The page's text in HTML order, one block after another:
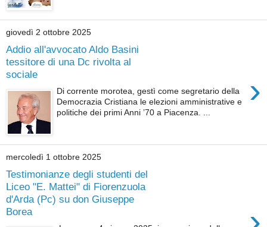
giovedì 2 ottobre 2025
Addio all'avvocato Aldo Basini
tessitore di una Dc rivolta al
sociale
›
Di corrente morotea, gestì come segretario della
Democrazia Cristiana le elezioni amministrative e
politiche dei primi Anni ’70 a Piacenza. ...
mercoledì 1 ottobre 2025
Testimonianze degli studenti del
Liceo "E. Mattei" di Fiorenzuola
d'Arda (Pc) su don Giuseppe
Borea